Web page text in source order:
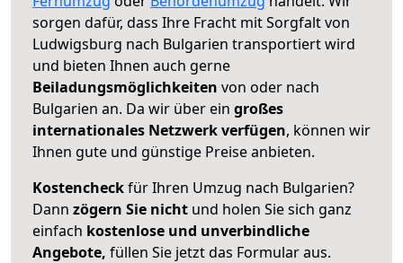
sorgen dafür, dass Ihre Fracht mit Sorgfalt von
Ludwigsburg nach Bulgarien transportiert wird
und bieten Ihnen auch gerne
Beiladungsmöglichkeiten von oder nach
Bulgarien an. Da wir über ein großes
internationales Netzwerk verfügen, können wir
Ihnen gute und günstige Preise anbieten.
Kostencheckfür Ihren Umzug nach Bulgarien?
Dann zögern Sie nicht und holen Sie sich ganz
einfach kostenlose und unverbindliche
Angebote, füllen Sie jetzt das Formular aus.